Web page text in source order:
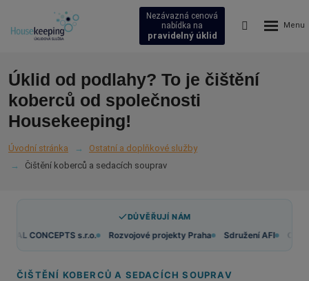
Nezávazná cenová
nabídka na
pravidelný úklid
Vyhledávání
Rozbalení
Úklid od podlahy? To je čištění
koberců od společnosti
Housekeeping!
Úvodní stránka
Ostatní a doplňkové služby
Čištění koberců a sedacích souprav
DŮVĚŘUJÍ NÁM
s.r.o. GLOBAL CONCEPTS s.r.o. Rozvojové projekty Praha
ČIŠTĚNÍ KOBERCŮ A SEDACÍCH SOUPRAV